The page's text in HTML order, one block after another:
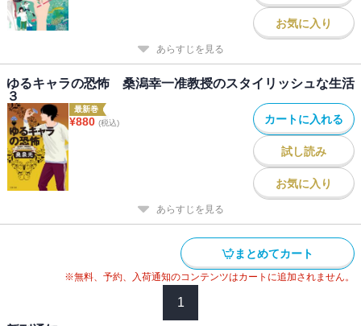
お気に入り
あらすじを見る
ゆるキャラの恐怖 桑潟幸一准教授のスタイリッシュな生活
３
最新巻
¥880 (税込) カートに入れる
試し読み
お気に入り
あらすじを見る
まとめてカート
※無料、予約、入荷通知のコンテンツはカートに追加されません。
1